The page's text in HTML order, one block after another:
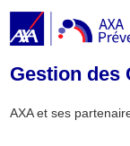
Gestion des
AXA et ses